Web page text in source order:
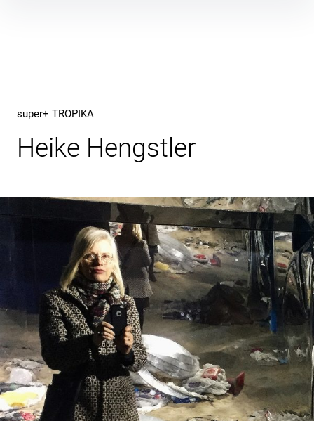
super+ TROPIKA
Heike Hengstler